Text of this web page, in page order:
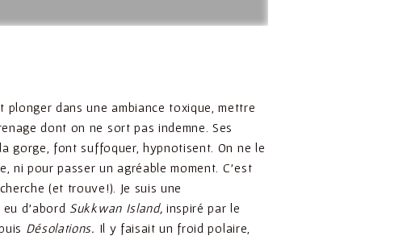
plonger dans une ambiance toxique, mettre
dont on ne sort pas indemne. Ses
gorge, font suffoquer, hypnotisent. On ne le
ni pour passer un agréable moment. C’est
(et trouve!). Je suis une
d’abord Sukkwan Island,inspiré par le
Désolations. Il y faisait un froid polaire,